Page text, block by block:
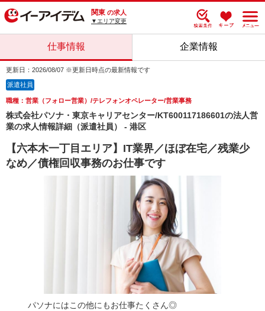
関東 の求人
▼エリア変更
仕事情報 企業情報
更新日：2026/08/07 ※更新日時点の最新情報です
派遣社員
職種：営業（フォロー営業）/テレフォンオペレーター/営業事務
株式会社パソナ・東京キャリアセンター/KT600117186601の法人営
業の求人情報詳細（派遣社員） - 港区
【六本木一丁目エリア】IT業界／ほぼ在宅／残業少
なめ／債権回収事務のお仕事です
パソナにはこの他にもお仕事たくさん◎